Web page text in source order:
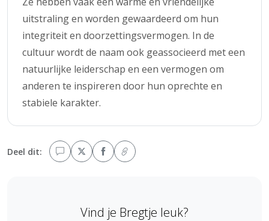
uitstraling en worden gewaardeerd om hun
integriteit en doorzettingsvermogen. In de
cultuur wordt de naam ook geassocieerd met een
natuurlijke leiderschap en een vermogen om
anderen te inspireren door hun oprechte en
stabiele karakter.
Deel dit:
Vind je Bregtje leuk?